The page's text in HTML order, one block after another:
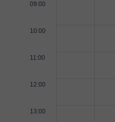
09:00
10:00
11:00
12:00
13:00